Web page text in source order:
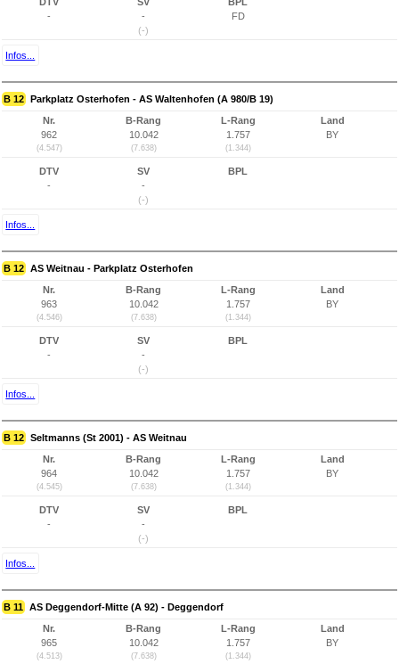
-
-
(-)
FD
Infos...
B 12 Parkplatz Osterhofen - AS Waltenhofen (A 980/B 19)
Nr.
962
(4.547)
B-Rang
10.042
(7.638)
L-Rang
1.757
(1.344)
Land
BY
DTV
-
SV
-
(-)
BPL
Infos...
B 12 AS Weitnau - Parkplatz Osterhofen
Nr.
963
(4.546)
B-Rang
10.042
(7.638)
L-Rang
1.757
(1.344)
Land
BY
DTV
-
SV
-
(-)
BPL
Infos...
B 12 Seltmanns (St 2001) - AS Weitnau
Nr.
964
(4.545)
B-Rang
10.042
(7.638)
L-Rang
1.757
(1.344)
Land
BY
DTV
-
SV
-
(-)
BPL
Infos...
B 11 AS Deggendorf-Mitte (A 92) - Deggendorf
Nr.
965
(4.513)
B-Rang
10.042
(7.638)
L-Rang
1.757
(1.344)
Land
BY